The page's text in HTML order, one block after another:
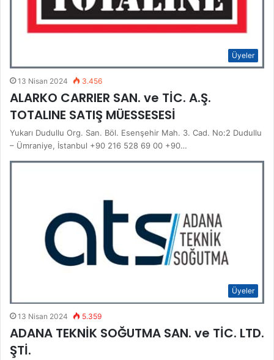
Üyeler
13 Nisan 2024 3.456
ALARKO CARRIER SAN. ve TİC. A.Ş.
TOTALINE SATIŞ MÜESSESESİ
Yukarı Dudullu Org. San. Böl. Esenşehir Mah. 3. Cad. No:2 Dudullu
– Ümraniye, İstanbul +90 216 528 69 00 +90…
Üyeler
13 Nisan 2024 5.359
ADANA TEKNİK SOĞUTMA SAN. ve TİC. LTD.
ŞTİ.